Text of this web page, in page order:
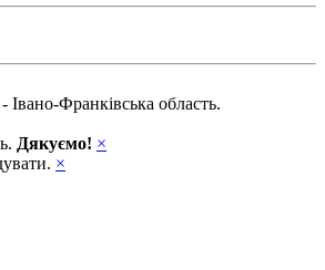
Івано-Франківська область.
Дякуємо! ×
×